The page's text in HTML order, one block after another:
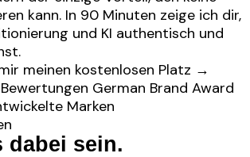
kann. In 90 Minuten zeige ich dir,
und KI authentisch und
meinen kostenlosen Platz →
German Brand Award
Marken
dabei sein.